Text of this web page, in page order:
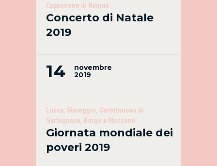
Capannone di Nanina
Concerto di Natale
2019
14
novembre
2019
Lucca, Viareggio, Castelnuovo di
Garfagnana, Borgo a Mozzano
Giornata mondiale dei
poveri 2019